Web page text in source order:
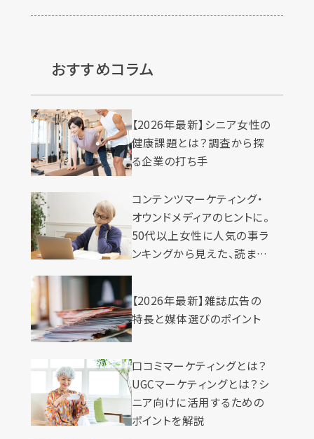
おすすめコラム
【2026年最新】シニア女性の
健康課題とは？調査から探
る企業の打ち手
コンテンツマーケティング・
オウンドメディアのヒントに。
50代以上女性に人気の事ラ
ンキングから見えた、読まれ
【2026年最新】雑誌広告の
特長と媒体選びのポイント
口コミマーケティングとは？
UGCマーケティングとは？シ
ニア向けに活用するための
ポイントを解説